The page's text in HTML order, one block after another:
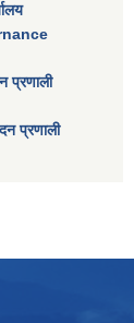
प्रणाली
प्रणाली